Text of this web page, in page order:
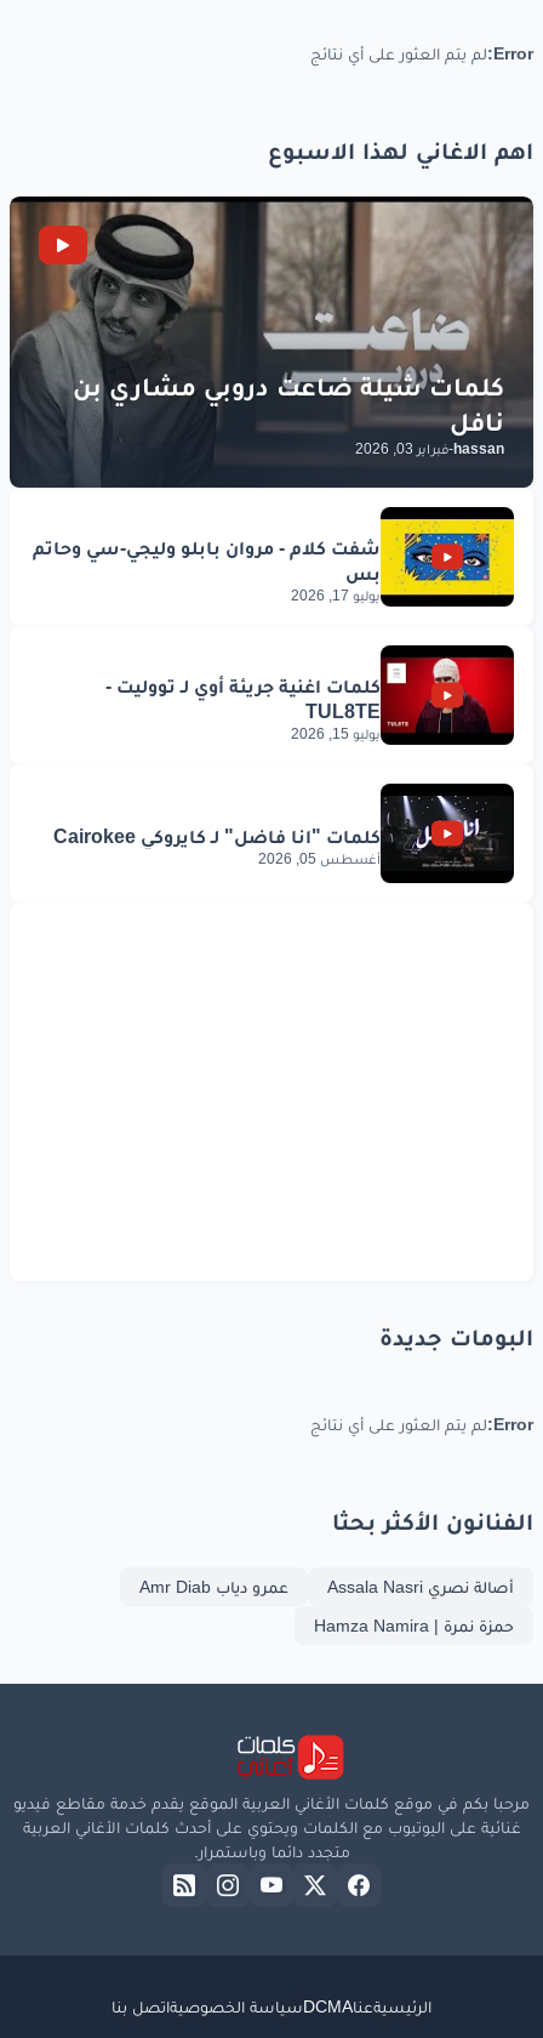
Error: لم يتم العثور على أي نتائج
اهم الاغاني لهذا الاسبوع
hassan
-فبراير 03, 2026
يوليو 17, 2026
يوليو 15, 2026
أغسطس 05, 2026
البومات جديدة
Error: لم يتم العثور على أي نتائج
الفنانون الأكثر بحثا
أصالة نصري Assala Nasri
عمرو دياب Amr Diab
حمزة نمرة | Hamza Namira
مرحبا بكم في موقع كلمات الأغاني العربية الموقع يقدم خدمة مقاطع فيديو
غنائية على اليوتيوب مع الكلمات ويحتوي على أحدث كلمات الأغاني العربية
متجدد دائما وباستمرار.
الرئيسيةعناDCMAسياسة الخصوصيةاتصل بنا